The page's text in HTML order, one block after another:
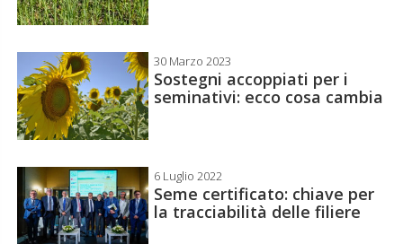
30 Marzo 2023
Sostegni accoppiati per i
seminativi: ecco cosa cambia
6 Luglio 2022
Seme certificato: chiave per
la tracciabilità delle filiere